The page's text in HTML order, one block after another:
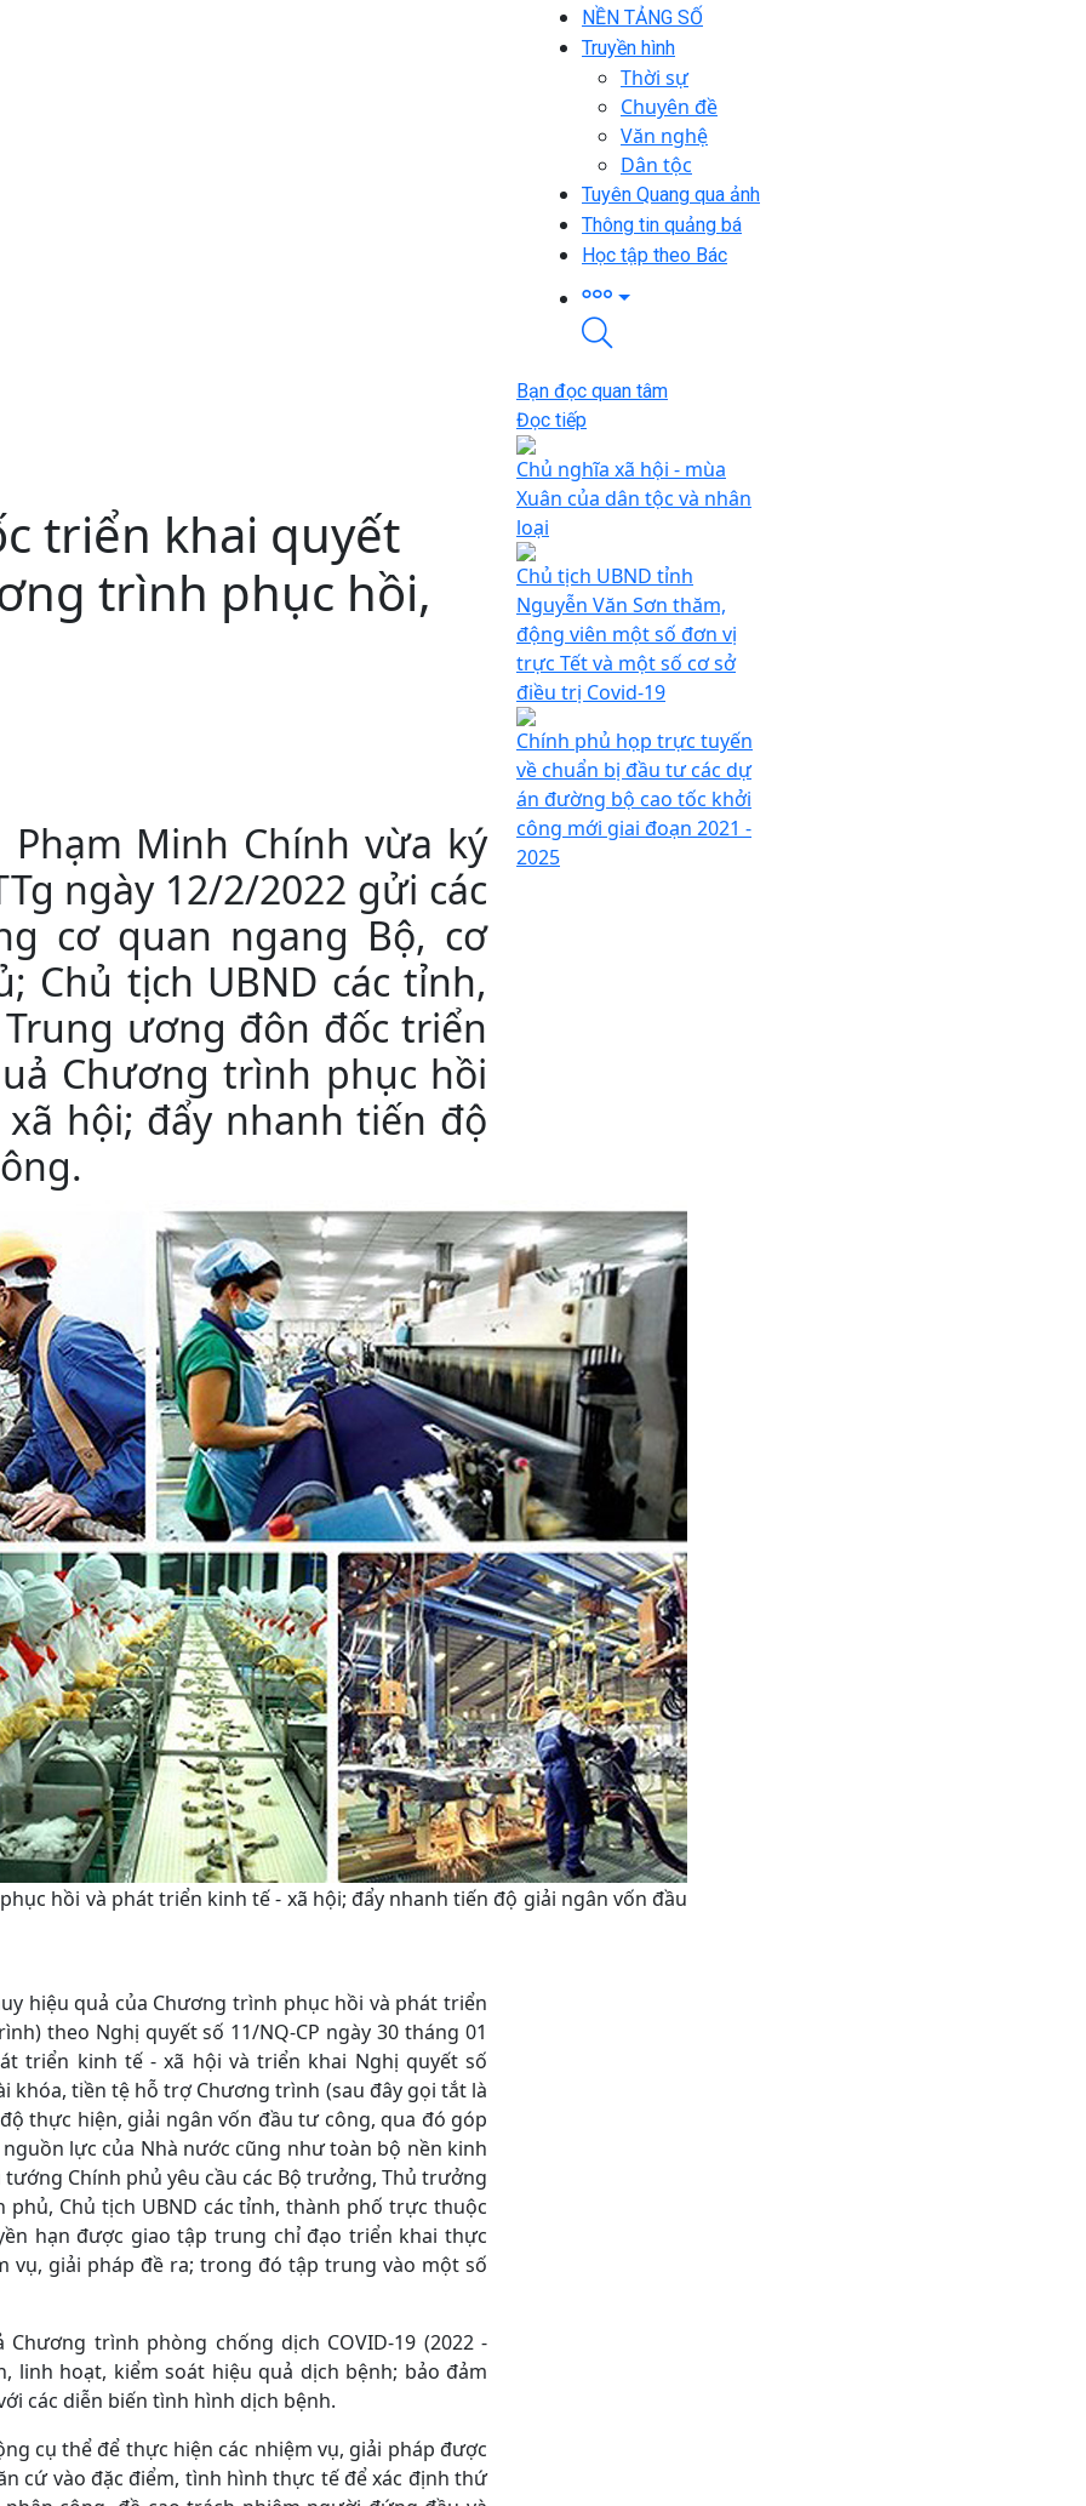
NỀN TẢNG SỐ
Truyền hình
Thời sự
Chuyên đề
Văn nghệ
Dân tộc
Tuyên Quang qua ảnh
Thông tin quảng bá
Học tập theo Bác
triển khai quyết
trình phục hồi,
Minh Chính vừa ký
ngày 12/2/2022 gửi các
cơ quan ngang Bộ, cơ
Chủ tịch UBND các tỉnh,
ương đôn đốc triển
Chương trình phục hồi
hội; đẩy nhanh tiến độ
hồi và phát triển kinh tế - xã hội; đẩy nhanh tiến độ giải ngân vốn đầu
hiệu quả của Chương trình phục hồi và phát triển
theo Nghị quyết số 11/NQ-CP ngày 30 tháng 01
triển kinh tế - xã hội và triển khai Nghị quyết số
khóa, tiền tệ hỗ trợ Chương trình (sau đây gọi tắt là
thực hiện, giải ngân vốn đầu tư công, qua đó góp
lực của Nhà nước cũng như toàn bộ nền kinh
Chính phủ yêu cầu các Bộ trưởng, Thủ trưởng
phủ, Chủ tịch UBND các tỉnh, thành phố trực thuộc
hạn được giao tập trung chỉ đạo triển khai thực
vụ, giải pháp đề ra; trong đó tập trung vào một số
trình phòng chống dịch COVID-19 (2022 -
linh hoạt, kiểm soát hiệu quả dịch bệnh; bảo đảm
các diễn biến tình hình dịch bệnh.
cụ thể để thực hiện các nhiệm vụ, giải pháp được
cứ vào đặc điểm, tình hình thực tế để xác định thứ
Bạn đọc quan tâm
Đọc tiếp
Chủ nghĩa xã hội - mùa
Xuân của dân tộc và nhân
loại
Chủ tịch UBND tỉnh
Nguyễn Văn Sơn thăm,
động viên một số đơn vị
trực Tết và một số cơ sở
điều trị Covid-19
Chính phủ họp trực tuyến
về chuẩn bị đầu tư các dự
án đường bộ cao tốc khởi
công mới giai đoạn 2021 -
2025